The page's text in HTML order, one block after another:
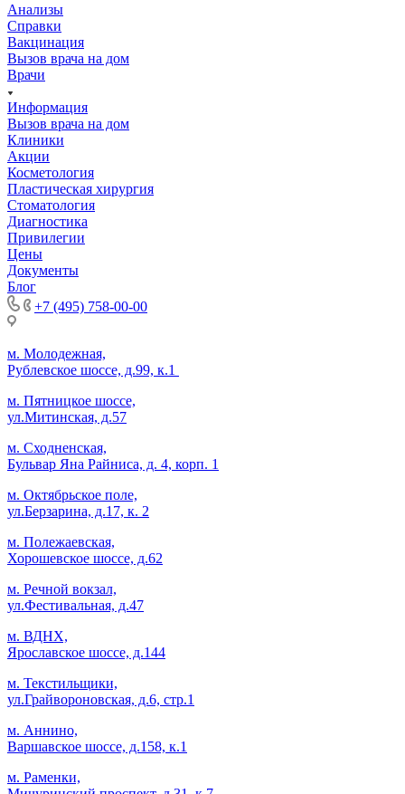
Анализы
Справки
Вакцинация
Вызов врача на дом
Врачи
Информация
Вызов врача на дом
Клиники
Акции
Косметология
Пластическая хирургия
Стоматология
Диагностика
Привилегии
Цены
Документы
Блог
+7 (495) 758-00-00
м. Молодежная,
Рублевское шоссе, д.99, к.1
м. Пятницкое шоссе,
ул.Митинская, д.57
м. Сходненская,
Бульвар Яна Райниса, д. 4, корп. 1
м. Октябрьское поле,
ул.Берзарина, д.17, к. 2
м. Полежаевская,
Хорошевское шоссе, д.62
м. Речной вокзал,
ул.Фестивальная, д.47
м. ВДНХ,
Ярославское шоссе, д.144
м. Текстильщики,
ул.Грайвороновская, д.6, стр.1
м. Аннино,
Варшавское шоссе, д.158, к.1
м. Раменки,